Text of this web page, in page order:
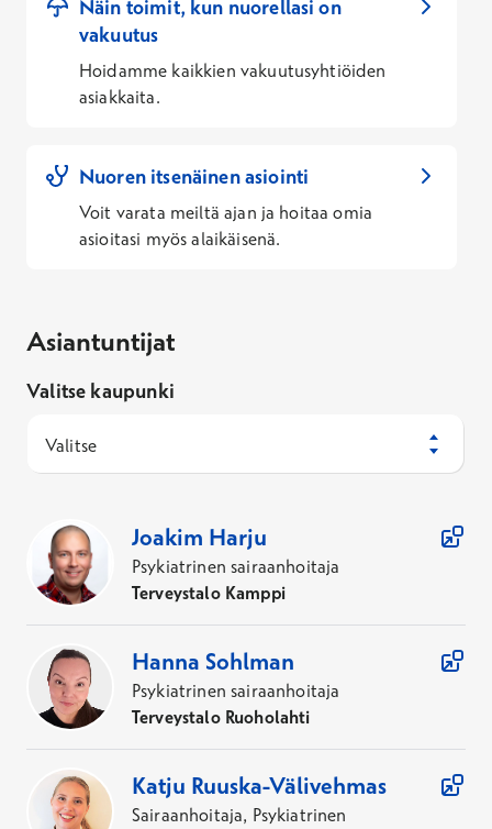
puolesta asioinnista
verkkopalvelussa
Etävastaanoton käyttöohjeet
Näin toimit, kun nuorellasi on
vakuutus
Hoidamme kaikkien vakuutusyhtiöiden
asiakkaita.
Nuoren itsenäinen asiointi
Voit varata meiltä ajan ja hoitaa omia
asioitasi myös alaikäisenä.
Asiantuntijat
Valitse kaupunki
Valitse
Joakim Harju
Psykiatrinen sairaanhoitaja
Terveystalo Kamppi
Hanna Sohlman
Psykiatrinen sairaanhoitaja
Terveystalo Ruoholahti
Katju Ruuska-Välivehmas
Sairaanhoitaja, Psykiatrinen